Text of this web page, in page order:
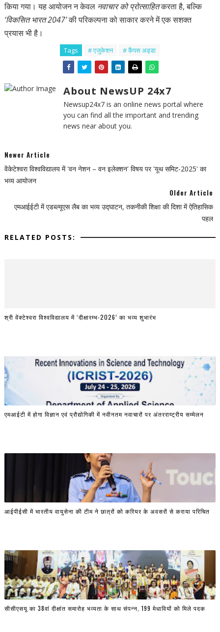
किया गया। यह आयोजन न केवल नवाचार को प्रोत्साहितकरता है, बल्कि
‘विकसित भारत 2047’की परिकल्पना को साकार करने में एक सशक्त
प्रयास भी है।
Tags # एजुकेशन # कैंपस अड्डा
About NewsUP 24x7
Newsup24x7 is an online news portal where
you can find all the important and trending
news near about you.
Newer Article
वेंकेटेश्वरा विश्वविद्यालय में 'वन नेशन – वन इलेक्शन' विषय पर 'यूथ समिट-2025' का
भव्य आयोजन
Older Article
एमआईईटी में एडब्ल्यूएस लैब का भव्य उद्घाटन, तकनीकी शिक्षा की दिशा में ऐतिहासिक
पहल
RELATED POSTS:
श्री वेंक्टेश्वरा विश्वविद्यालय में ‘दीक्षारम्भ-2026’ का भव्य शुभारंभ
एमआईटी में होगा विज्ञान एवं प्रौद्योगिकी में नवीनतम नवाचारों पर अंतरराष्ट्रीय सम्मेलन
आईपीईसी में भारतीय वायुसेना की टीम ने छात्रों को करियर के अवसरों से कराया परिचित
सीसीएसयू का 38वां दीक्षांत समारोह भव्यता के साथ संपन्न, 199 मेधावियों को मिले पदक